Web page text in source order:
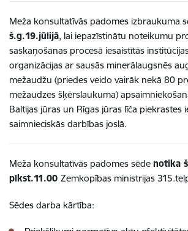
Meža konsultatīvās padomes izbraukuma
š.g.19.jūlijā, lai iepazīstinātu noteikumu
saskaņošanas procesā iesaistītās
organizācijas ar sausās minerālaugsnēs
mežaudžu (priedes veido vairāk nekā 80
mežaudzes šķērslaukuma)
Baltijas jūras un Rīgas jūras līča piekrastes
saimnieciskās darbības joslā.
Meža konsultatīvās padomes sēde notika
plkst.11.00 Zemkopības ministrijas
Sēdes darba kārtība: